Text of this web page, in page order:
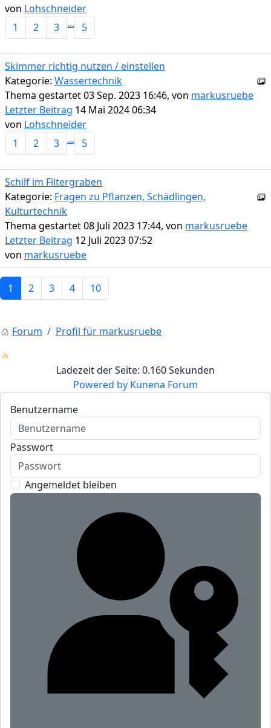
von Lohschneider
1
2 3 ... 5
Skimmer richtig nutzen / einstellen
Kategorie: Wassertechnik
Thema gestartet 03 Sep. 2023 16:46, von markusruebe
Letzter Beitrag 14 Mai 2024 06:34
von Lohschneider
1
2 3 ... 5
Schilf im Filtergraben
Kategorie: Fragen zu Pflanzen, Schädlingen,
Kulturtechnik
Thema gestartet 08 Juli 2023 17:44, von markusruebe
Letzter Beitrag 12 Juli 2023 07:52
von markusruebe
1 2 3 4 10
Forum Profil für markusruebe
Ladezeit der Seite: 0.160 Sekunden
Powered by Kunena Forum
Benutzername
Passwort
Angemeldet bleiben